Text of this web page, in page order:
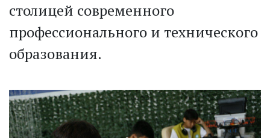
столицей современного
профессионального и технического
образования.